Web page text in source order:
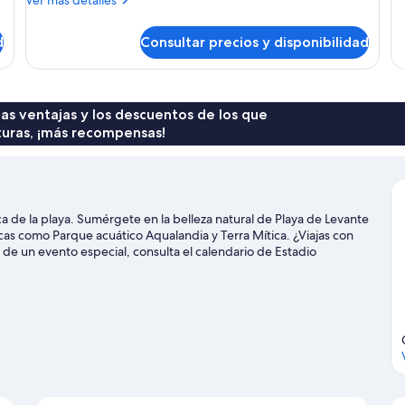
Consultar precios y disponibilidad
ventajas y los descuentos de los que
¡más recompensas!
la playa. Sumérgete en la belleza natural de Playa de Levante
como Parque acuático Aqualandia y Terra Mítica. ¿Viajas con
un evento especial, consulta el calendario de Estadio
del agua realizando actividades como esnórquel o